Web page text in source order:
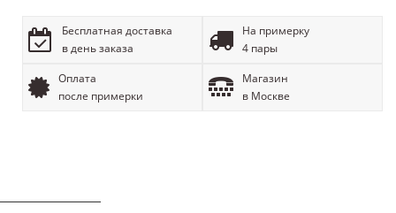
Бесплатная доставка
в день заказа
На примерку
4 пары
Оплата
после примерки
Магазин
в Москве